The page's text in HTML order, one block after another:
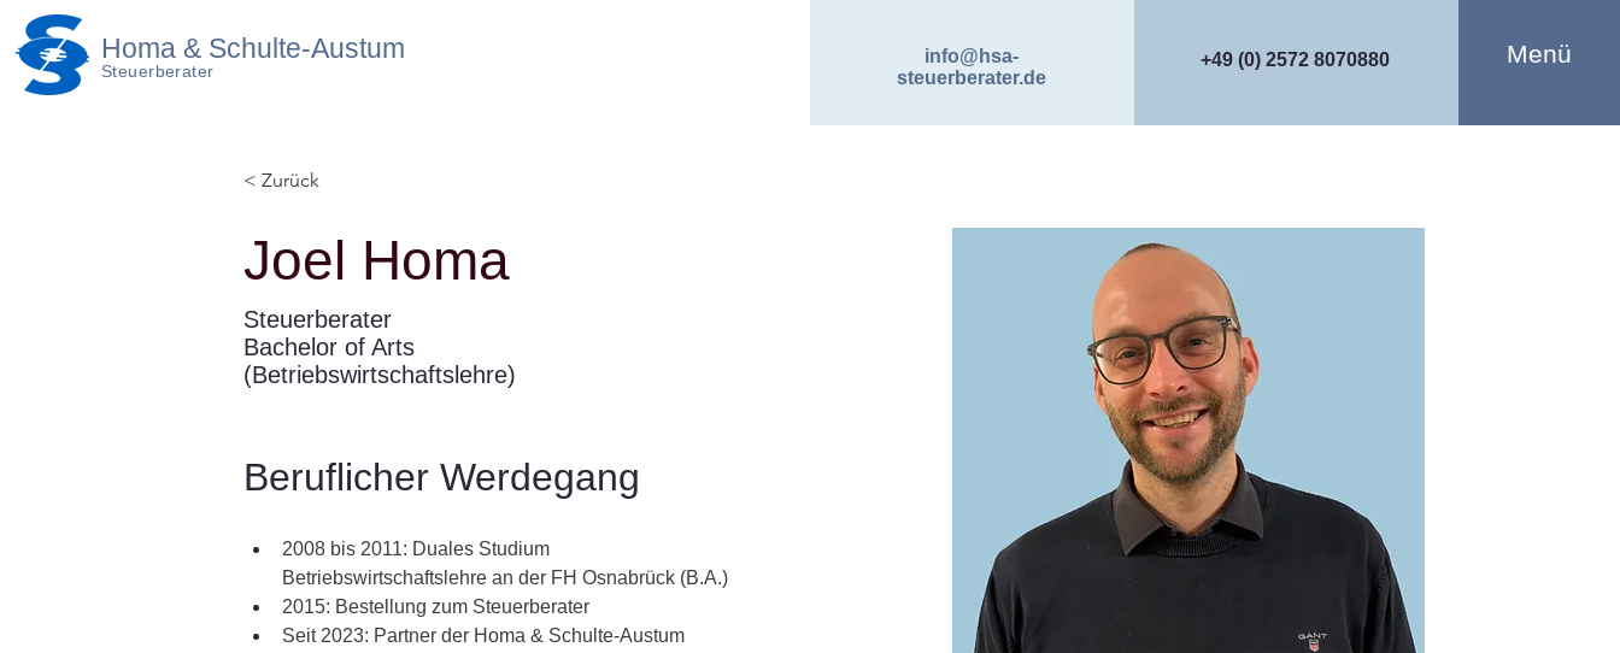
Homa & Schulte-Austum
Steuerberater
info@hsa-
steuerberater.de
+49 (0) 2572 8070880 Menü
< Zurück
Joel Homa
Steuerberater
Bachelor of Arts
(Betriebswirtschaftslehre)
Beruflicher Werdegang
2008 bis 2011: Duales Studium
Betriebswirtschaftslehre an der FH Osnabrück (B.A.)
2015: Bestellung zum Steuerberater
Seit 2023: Partner der Homa & Schulte-Austum